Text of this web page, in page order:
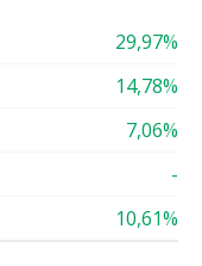
29,97%
14,78%
7,06%
-
10,61%